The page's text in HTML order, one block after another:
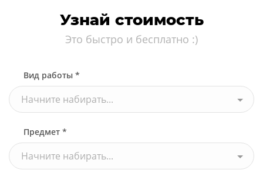
Узнай стоимость
Это быстро и бесплатно :)
Вид работы *
Начните набирать...
Предмет *
Начните набирать...